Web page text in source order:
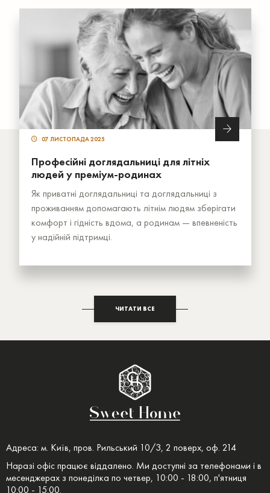
07 ЛИСТОПАДА 2025
Професійні доглядальниці для літніх
людей у преміум-родинах
Як приватні доглядальниці та доглядальниці з
проживанням допомагають літнім людям зберігати
комфорт і гідність вдома, а родинам — впевненість
у надійній підтримці.
ЧИТАТИ ВСЕ
Адреса: м. Київ, пров. Рильський 10/3, 2 поверх, оф. 214
Наразі офіс працює віддалено. Ми доступні за телефонами і в
месенджерах з понеділка по четвер, 10:00 - 18:00, п'ятниця
10:00 - 15:00.